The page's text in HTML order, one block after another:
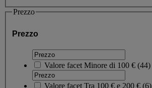
Prezzo
Prezzo
Valore facet Minore di 100 € (44)
Valore facet Tra 100 € e 200 € (6)